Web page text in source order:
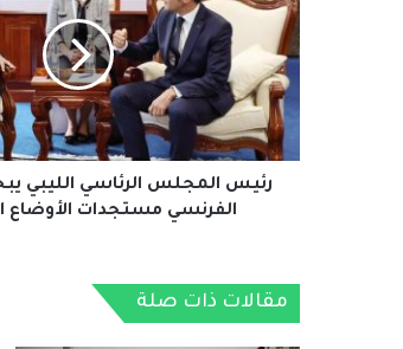
الرئاسي
الليبي
يبحث
مع
الرئيس
الفرنسي
مستجدات
الأوضاعرئيس المجلس الرئاسي الليبي
الفرنسي مستجدات الأوضاع
مقالات ذات صلة